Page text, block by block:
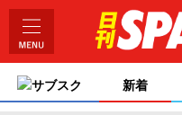
サブスク 新着